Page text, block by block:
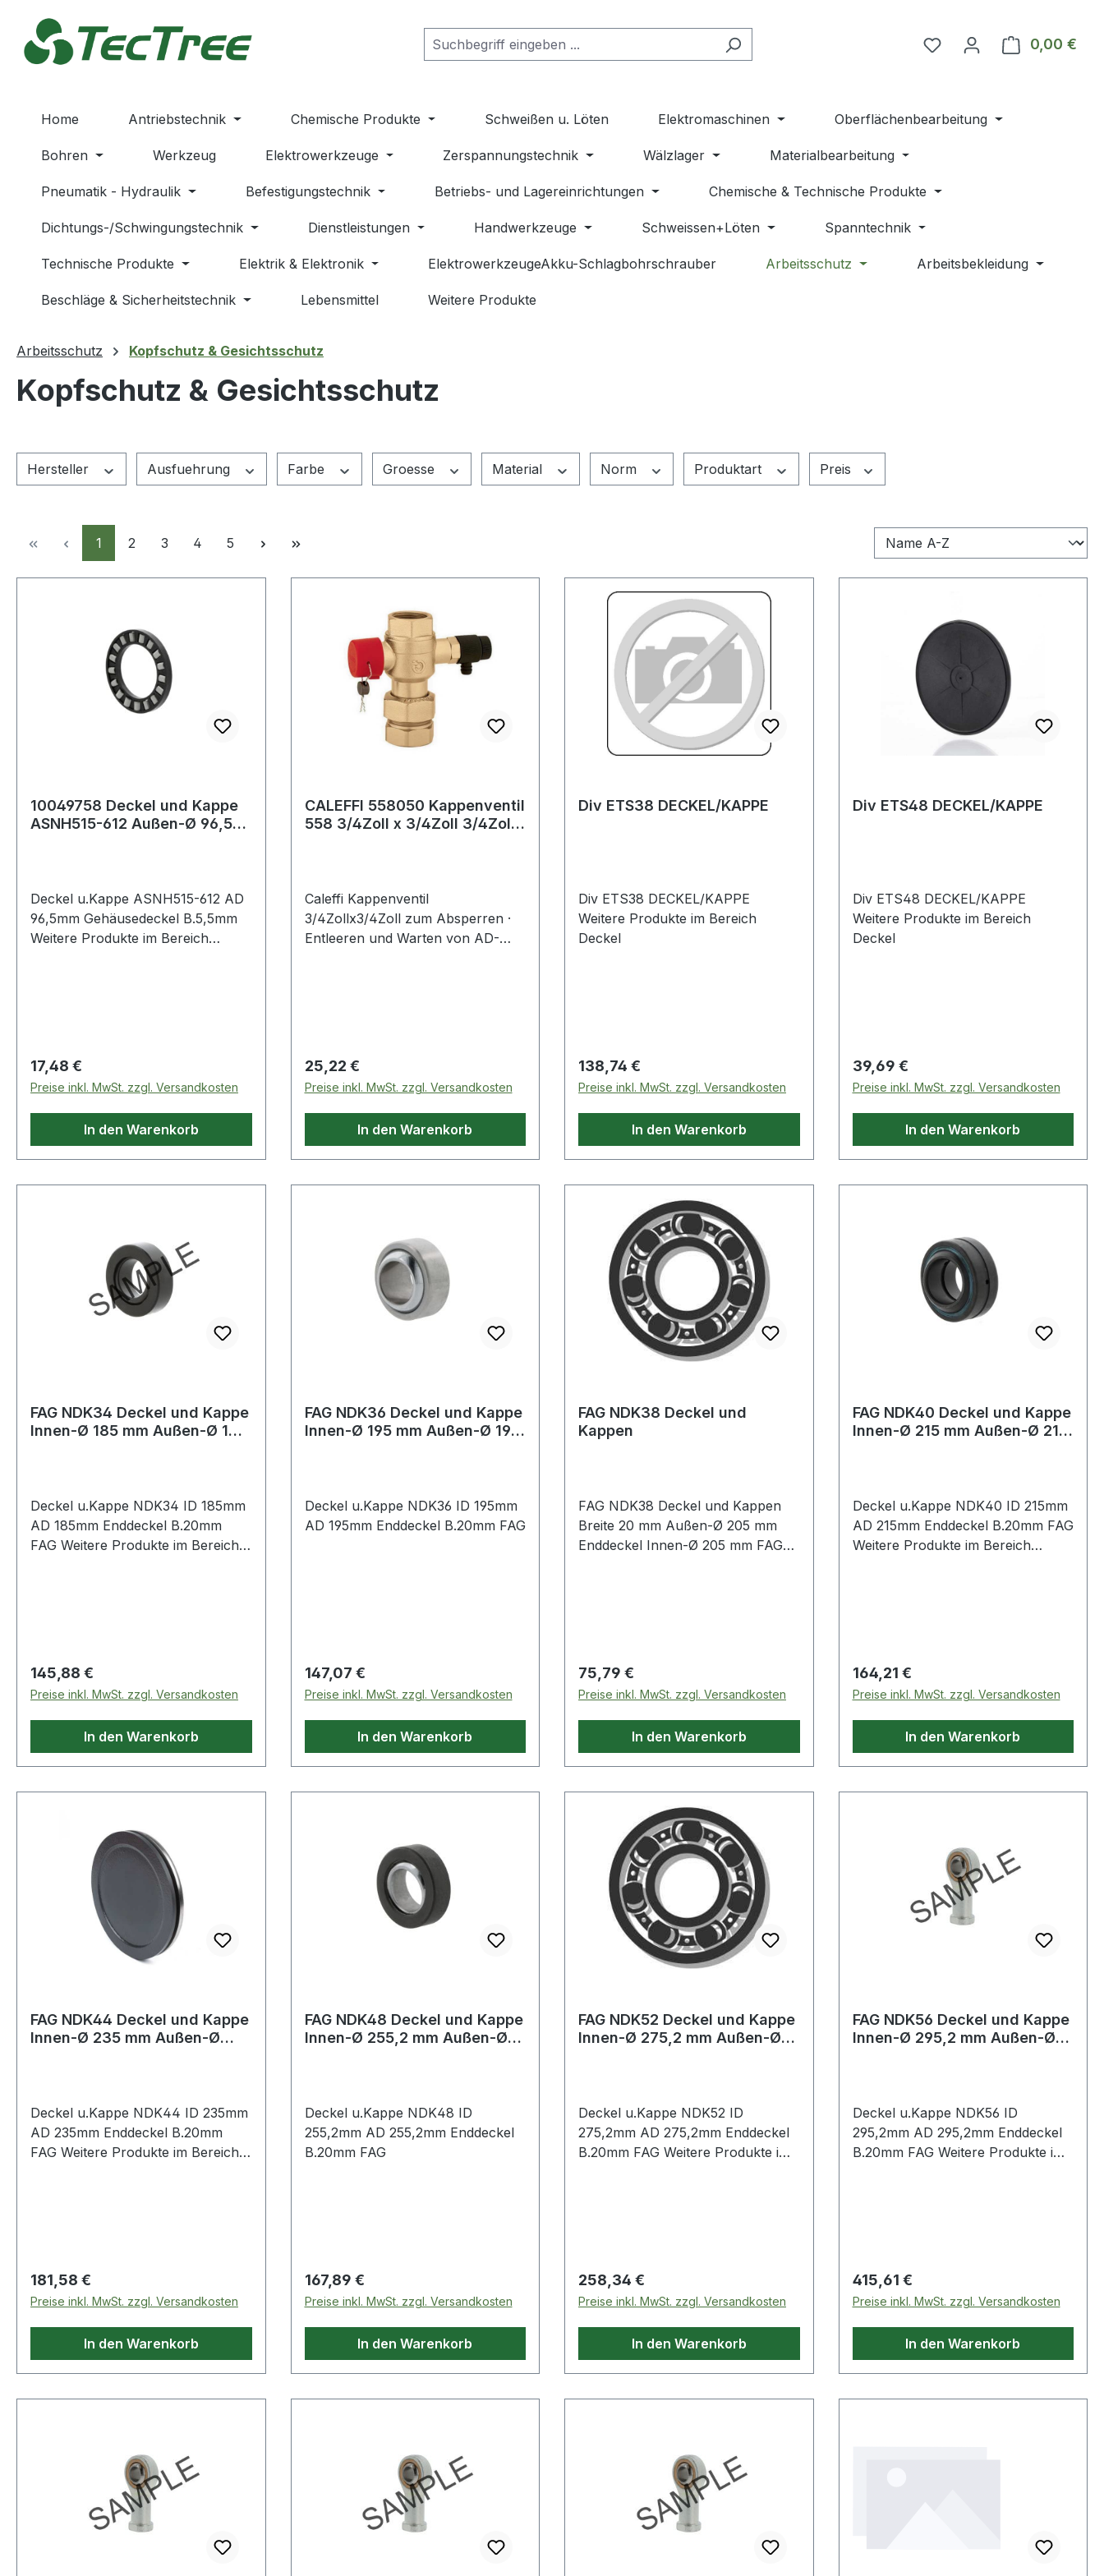
Hauptinhalt springen
Zur Suche springen
Zur Hauptnavigation springen
Du hast 0 Produkte auf
0,00 €
Home Antriebstechnik Chemische Produkte Schweißen u. Löten Elektromaschinen Oberflächenbearbeitung
Bohren Werkzeug Elektrowerkzeuge Zerspannungstechnik Wälzlager Materialbearbeitung
Pneumatik - Hydraulik Befestigungstechnik Betriebs- und Lagereinrichtungen Chemische & Technische Produkte
Dichtungs-/Schwingungstechnik Dienstleistungen Handwerkzeuge Schweissen+Löten Spanntechnik
Technische Produkte Elektrik & Elektronik ElektrowerkzeugeAkku-Schlagbohrschrauber Arbeitsschutz Arbeitsbekleidung
Beschläge & Sicherheitstechnik Lebensmittel Weitere Produkte
Arbeitsschutz Kopfschutz & Gesichtsschutz
Kopfschutz & Gesichtsschutz
Hersteller Ausfuehrung Farbe Groesse Material Norm Produktart Preis
Seite
1 Seite
2 Seite
3 Seite
4 Seite
5
10049758 Deckel und Kappe
ASNH515-612 Außen-Ø 96,5
Deckel u.Kappe ASNH515-612 AD
96,5mm Gehäusedeckel B.5,5mm
Weitere Produkte im Bereich
Regulärer Preis:
17,48 €
Preise inkl. MwSt. zzgl. Versandkosten
In den Warenkorb
CALEFFI 558050 Kappenventil
558 3/4Zoll x 3/4Zoll 3/4Zoll
Caleffi Kappenventil
3/4Zollx3/4Zoll zum Absperren ·
Entleeren und Warten von AD-
Regulärer Preis:
25,22 €
Preise inkl. MwSt. zzgl. Versandkosten
In den Warenkorb
Div ETS38 DECKEL/KAPPE
Div ETS38 DECKEL/KAPPE
Weitere Produkte im Bereich
Deckel
Regulärer Preis:
138,74 €
Preise inkl. MwSt. zzgl. Versandkosten
In den Warenkorb
Div ETS48 DECKEL/KAPPE
Div ETS48 DECKEL/KAPPE
Weitere Produkte im Bereich
Deckel
Regulärer Preis:
39,69 €
Preise inkl. MwSt. zzgl. Versandkosten
In den Warenkorb
FAG NDK34 Deckel und Kappe
Innen-Ø 185 mm Außen-Ø 185
Deckel u.Kappe NDK34 ID 185mm
AD 185mm Enddeckel B.20mm
FAG Weitere Produkte im Bereich
Regulärer Preis:
145,88 €
Preise inkl. MwSt. zzgl. Versandkosten
In den Warenkorb
FAG NDK36 Deckel und Kappe
Innen-Ø 195 mm Außen-Ø 195
Deckel u.Kappe NDK36 ID 195mm
AD 195mm Enddeckel B.20mm FAG
Regulärer Preis:
147,07 €
Preise inkl. MwSt. zzgl. Versandkosten
In den Warenkorb
FAG NDK38 Deckel und
Kappen
FAG NDK38 Deckel und Kappen
Breite 20 mm Außen-Ø 205 mm
Enddeckel Innen-Ø 205 mm FAG
Regulärer Preis:
75,79 €
Preise inkl. MwSt. zzgl. Versandkosten
In den Warenkorb
FAG NDK40 Deckel und Kappe
Innen-Ø 215 mm Außen-Ø 215
Deckel u.Kappe NDK40 ID 215mm
AD 215mm Enddeckel B.20mm FAG
Weitere Produkte im Bereich
Regulärer Preis:
164,21 €
Preise inkl. MwSt. zzgl. Versandkosten
In den Warenkorb
FAG NDK44 Deckel und Kappe
Innen-Ø 235 mm Außen-Ø
Deckel u.Kappe NDK44 ID 235mm
AD 235mm Enddeckel B.20mm
FAG Weitere Produkte im Bereich
Regulärer Preis:
181,58 €
Preise inkl. MwSt. zzgl. Versandkosten
In den Warenkorb
FAG NDK48 Deckel und Kappe
Innen-Ø 255,2 mm Außen-Ø
Deckel u.Kappe NDK48 ID
255,2mm AD 255,2mm Enddeckel
B.20mm FAG
Regulärer Preis:
167,89 €
Preise inkl. MwSt. zzgl. Versandkosten
In den Warenkorb
FAG NDK52 Deckel und Kappe
Innen-Ø 275,2 mm Außen-Ø
Deckel u.Kappe NDK52 ID
275,2mm AD 275,2mm Enddeckel
B.20mm FAG Weitere Produkte im
Regulärer Preis:
258,34 €
Preise inkl. MwSt. zzgl. Versandkosten
In den Warenkorb
FAG NDK56 Deckel und Kappe
Innen-Ø 295,2 mm Außen-Ø
Deckel u.Kappe NDK56 ID
295,2mm AD 295,2mm Enddeckel
B.20mm FAG Weitere Produkte im
Regulärer Preis:
415,61 €
Preise inkl. MwSt. zzgl. Versandkosten
In den Warenkorb